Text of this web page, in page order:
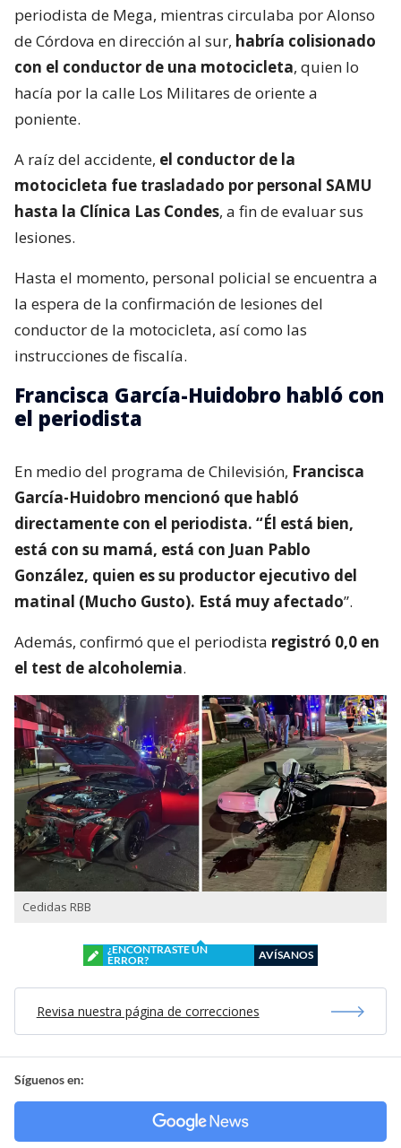
periodista de Mega, mientras circulaba por Alonso
de Córdova en dirección al sur, habría colisionado
con el conductor de una motocicleta, quien lo
hacía por la calle Los Militares de oriente a
poniente.
A raíz del accidente, el conductor de la
motocicleta fue trasladado por personal SAMU
hasta la Clínica Las Condes, a fin de evaluar sus
lesiones.
Hasta el momento, personal policial se encuentra a
la espera de la confirmación de lesiones del
conductor de la motocicleta, así como las
instrucciones de fiscalía.
Francisca García-Huidobro habló con
el periodista
En medio del programa de Chilevisión, Francisca
García-Huidobro mencionó que habló
directamente con el periodista. “Él está bien,
está con su mamá, está con Juan Pablo
González, quien es su productor ejecutivo del
matinal (Mucho Gusto). Está muy afectado”.
Además, confirmó que el periodista registró 0,0 en
el test de alcoholemia.
Cedidas RBB
¿ENCONTRASTE UN
ERROR?
AVÍSANOS
Revisa nuestra página de correcciones
Síguenos en: